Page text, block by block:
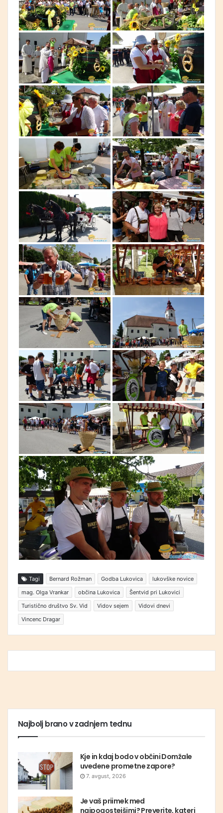
Tagi Bernard Rožman Godba Lukovica
lukovške novice
mag. Olga Vrankar
občina Lukovica
Šentvid pri Lukovici
Turistično društvo Sv. Vid
Vidov sejem
Vidovi dnevi
Vincenc Dragar
Najbolj brano v zadnjem tednu
Kje in kdaj bodo v občini Domžale
uvedene prometne zapore?
7. avgust, 2026
Je vaš priimek med
najpogostejšimi? Preverite, kateri